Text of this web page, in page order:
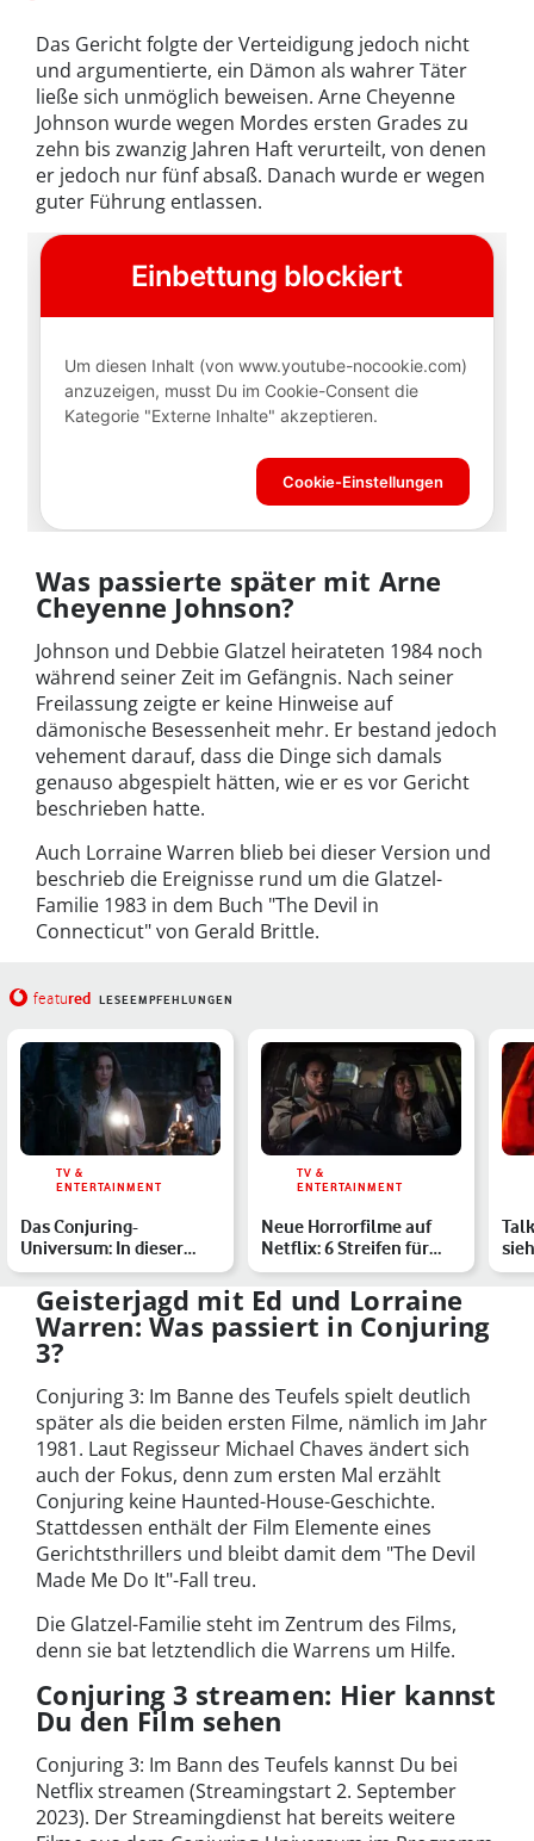
Das Gericht folgte der Verteidigung jedoch nicht
und argumentierte, ein Dämon als wahrer Täter
ließe sich unmöglich beweisen. Arne Cheyenne
Johnson wurde wegen Mordes ersten Grades zu
zehn bis zwanzig Jahren Haft verurteilt, von denen
er jedoch nur fünf absaß. Danach wurde er wegen
guter Führung entlassen.
Was passierte später mit Arne
Cheyenne Johnson?
Johnson und Debbie Glatzel heirateten 1984 noch
während seiner Zeit im Gefängnis. Nach seiner
Freilassung zeigte er keine Hinweise auf
dämonische Besessenheit mehr. Er bestand jedoch
vehement darauf, dass die Dinge sich damals
genauso abgespielt hätten, wie er es vor Gericht
beschrieben hatte.
Auch Lorraine Warren blieb bei dieser Version und
beschrieb die Ereignisse rund um die Glatzel-
Familie 1983 in dem Buch "The Devil in
Connecticut" von Gerald Brittle.
featured LESEEMPFEHLUNGEN
TV &
ENTERTAINMENT
Das Conjuring-
Universum: In dieser
Reihenfolge schaust Du
die Fil…
TV &
ENTERTAINMENT
Neue Horrorfilme auf
Netflix: 6 Streifen für
Deinen Gruselabend
im
Geisterjagd mit Ed und Lorraine
Warren: Was passiert in Conjuring
3?
Conjuring 3: Im Banne des Teufels spielt deutlich
später als die beiden ersten Filme, nämlich im Jahr
1981. Laut Regisseur Michael Chaves ändert sich
auch der Fokus, denn zum ersten Mal erzählt
Conjuring keine Haunted-House-Geschichte.
Stattdessen enthält der Film Elemente eines
Gerichtsthrillers und bleibt damit dem "The Devil
Made Me Do It"-Fall treu.
Die Glatzel-Familie steht im Zentrum des Films,
denn sie bat letztendlich die Warrens um Hilfe.
Conjuring 3 streamen: Hier kannst
Du den Film sehen
Conjuring 3: Im Bann des Teufels kannst Du bei
Netflix streamen (Streamingstart 2. September
2023). Der Streamingdienst hat bereits weitere